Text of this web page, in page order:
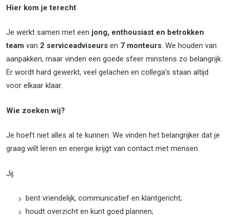
Hier kom je terecht
Je werkt samen met een jong, enthousiast en betrokken
team van 2 serviceadviseurs en 7 monteurs. We houden van
aanpakken, maar vinden een goede sfeer minstens zo belangrijk.
Er wordt hard gewerkt, veel gelachen en collega's staan altijd
voor elkaar klaar.
Wie zoeken wij?
Je hoeft niet alles al te kunnen. We vinden het belangrijker dat je
graag wilt leren en energie krijgt van contact met mensen.
Jij:
bent vriendelijk, communicatief en klantgericht;
houdt overzicht en kunt goed plannen;